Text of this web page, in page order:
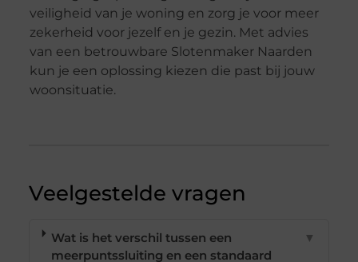
veiligheid van je woning en zorg je voor meer
zekerheid voor jezelf en je gezin. Met advies
van een betrouwbare Slotenmaker Naarden
kun je een oplossing kiezen die past bij jouw
woonsituatie.
Veelgestelde vragen
Wat is het verschil tussen een
meerpuntssluiting en een standaard
▼